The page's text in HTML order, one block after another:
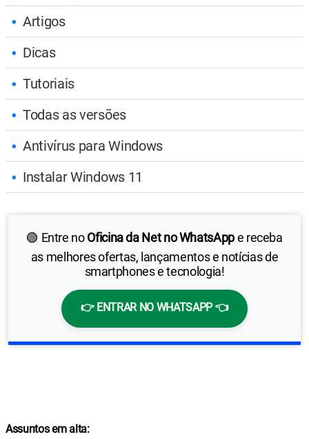
Artigos
Dicas
Tutoriais
Todas as versões
Antivírus para Windows
Instalar Windows 11
🟢 Entre noOficina da Net no WhatsAppe receba
as melhores ofertas, lançamentos e notícias de
smartphones e tecnologia!
👉 ENTRAR NO WHATSAPP 👈
Assuntos em alta: